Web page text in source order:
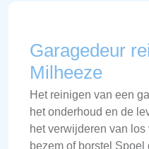
Garagedeur
Milheeze
Het reinigen van een
het onderhoud en de
het verwijderen van
bezem of borstel